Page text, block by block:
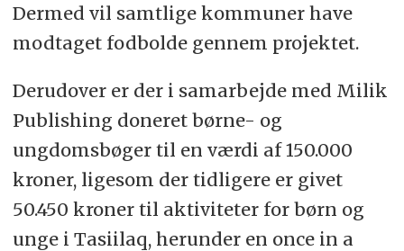
Dermed vil samtlige kommuner have
modtaget fodbolde gennem projektet.
Derudover er der i samarbejde med Milik
Publishing doneret børne- og
ungdomsbøger til en værdi af 150.000
kroner, ligesom der tidligere er givet
50.450 kroner til aktiviteter for børn og
unge i Tasiilaq, herunder en once in a